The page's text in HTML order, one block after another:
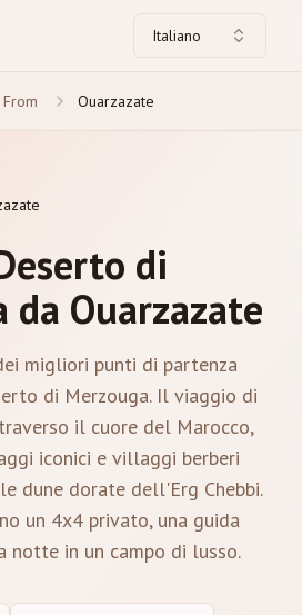
Italiano
From Ouarzazate
di
da Ouarzazate
migliori punti di partenza
di Merzouga. Il viaggio di
il cuore del Marocco,
iconici e villaggi berberi
dune dorate dell'Erg Chebbi.
un 4x4 privato, una guida
notte in un campo di lusso.